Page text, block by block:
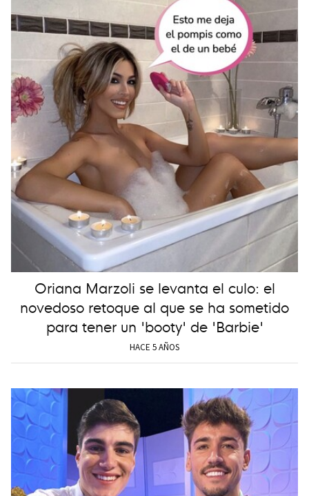
Oriana Marzoli se levanta el culo: el
novedoso retoque al que se ha sometido
para tener un 'booty' de 'Barbie'
HACE 5 AÑOS